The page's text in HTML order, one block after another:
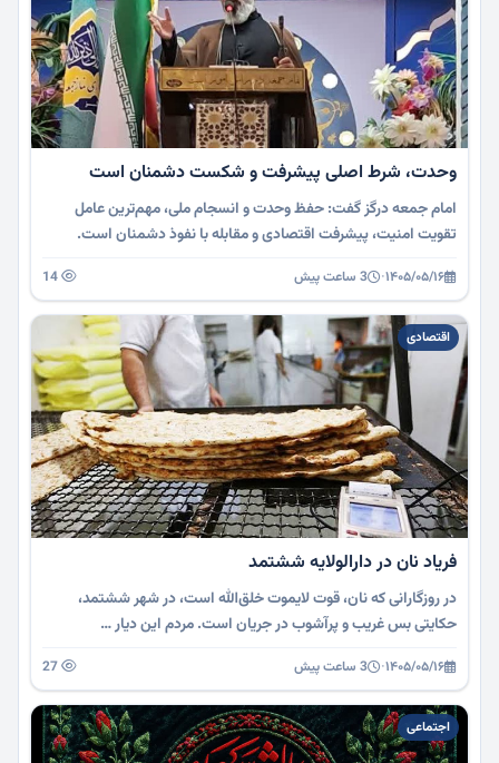
وحدت، شرط اصلی پیشرفت و شکست دشمنان است
امام جمعه درگز گفت: حفظ وحدت و انسجام ملی، مهم‌ترین عامل
تقویت امنیت، پیشرفت اقتصادی و مقابله با نفوذ دشمنان است.
۱۴۰۵/۰۵/۱۶· 3 ساعت پیش
اقتصادی
فریاد نان در دارالولایه‌ ششتمد
در روزگارانی که نان، قوت لایموت خلق‌الله است، در شهر ششتمد،
حکایتی بس غریب و پرآشوب در جریان است. مردم این دیار …
۱۴۰۵/۰۵/۱۶· 3 ساعت پیش
اجتماعی